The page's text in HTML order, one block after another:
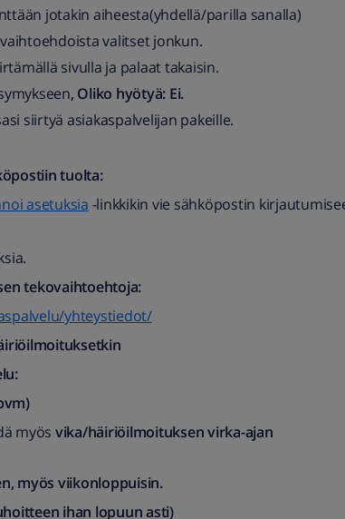
jotakin aiheesta(yhdellä/parilla sanalla)
valitset jonkun.
sivulla ja palaat takaisin.
, Oliko hyötyä: Ei.
siirtyä asiakaspalvelijan pakeille.
tuolta:
asetuksia -linkkikin vie sähköpostin
tekovaihtoehtoja:
yhteystiedot/
myös vika/häiriöilmoituksen virka-ajan
myös viikonloppuisin.
ihan lopuun asti)